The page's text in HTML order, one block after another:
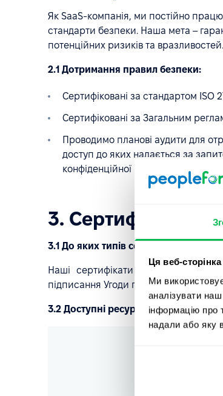
Ця веб-
Ми
аналізувати
інформацію про
надали або яку
Як SaaS-компанія, ми постійно
стандарти безпеки. Наша мета –
потенційних ризиків та вразливостей.
2.1 Дотримання правил безпеки:
Сертифіковані за стандартом ISO
Сертифіковані за Загальним
Проводимо планові аудити для
доступ до яких надається за
конфіденційної інформації (NDA).
3. Сертифікати
3.1 До яких типів сертифікатів та
Наші сертифікати та матеріали
підписання Угоди про
3.2 Доступні ресурси: